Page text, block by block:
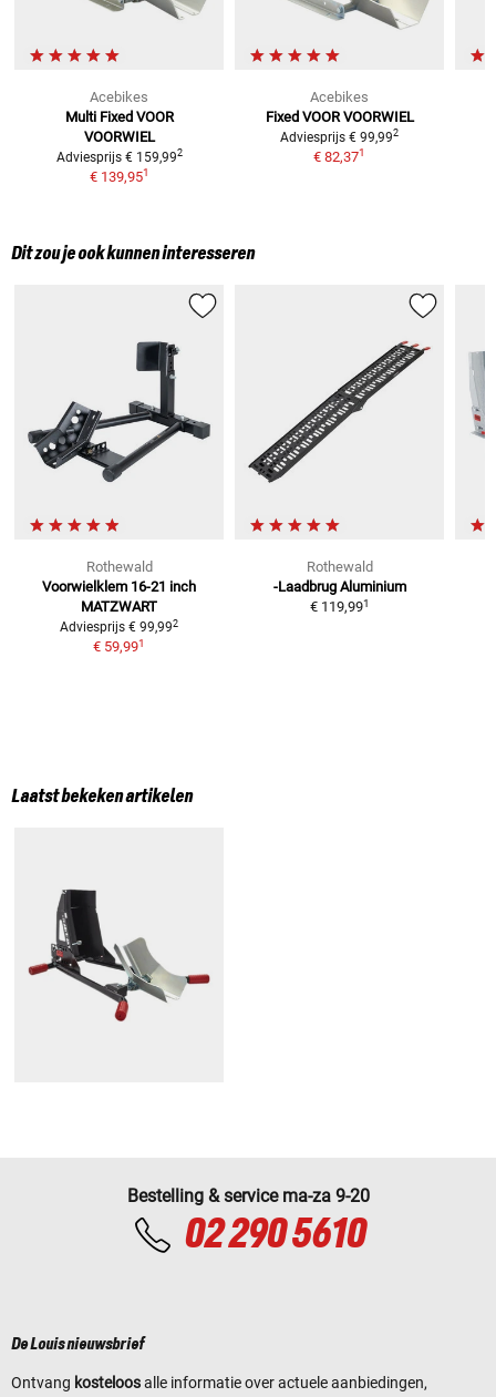
Acebikes
Multi Fixed VOOR
VOORWIEL
Adviesprijs € 159,992
€ 139,951
Acebikes
Fixed VOOR VOORWIEL
Adviesprijs € 99,992
€ 82,371
Dit zou je ook kunnen interesseren
Rothewald
Voorwielklem 16-21 inch
MATZWART
Adviesprijs € 99,992
€ 59,991
Rothewald
-Laadbrug Aluminium
€ 119,991
Laatst bekeken artikelen
Bestelling & service ma-za 9-20
02 290 5610
De Louis nieuwsbrief
Ontvang kosteloosalle informatie over actuele aanbiedingen,